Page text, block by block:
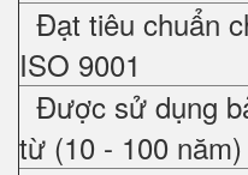
Đạt tiêu chuẩn
ISO 9001
Được sử dụng
từ (10 - 100 năm)